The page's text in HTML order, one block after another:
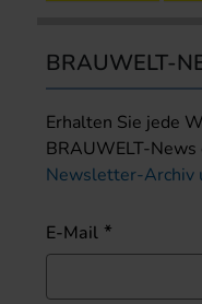
BRAUWELT-
Erhalten Sie jede
BRAUWELT-
Newsletter-Archiv
E-Mail